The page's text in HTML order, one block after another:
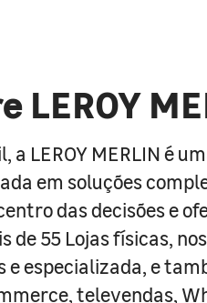
LEROY
a LEROY MERLIN é
em soluções
das decisões e
de 55 Lojas físicas,
e especializada, e
televendas,